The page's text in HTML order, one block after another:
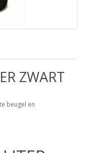
ZWART
beugel en